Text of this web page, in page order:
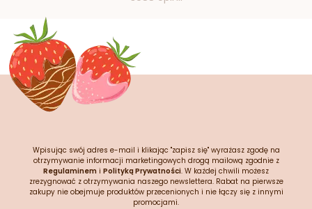
Wpisując swój adres e-mail i klikając "zapisz się" wyrażasz zgodę na
otrzymywanie informacji marketingowych drogą mailową zgodnie z
Regulaminem i Polityką Prywatności. W każdej chwili możesz
zrezygnować z otrzymywania naszego newslettera. Rabat na pierwsze
zakupy nie obejmuje produktów przecenionych i nie łączy się z innymi
promocjami.